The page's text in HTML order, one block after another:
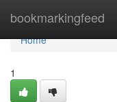
bookmarkingfeed
Home
Home
1